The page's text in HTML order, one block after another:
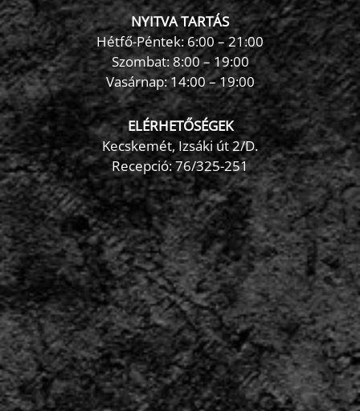
NYITVA TARTÁS
Hétfő-Péntek: 6:00 – 21:00
Szombat: 8:00 – 19:00
Vasárnap: 14:00 – 19:00
ELÉRHETŐSÉGEK
Kecskemét, Izsáki út 2/D.
Recepció:76/325-251